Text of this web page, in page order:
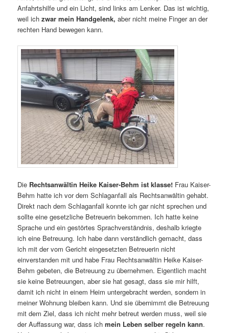
Anfahrtshilfe und ein Licht, sind links am Lenker. Das ist wichtig,
weil ichzwar mein Handgelenk, aber nicht meine Finger an der
rechten Hand bewegen kann.
Die Rechtsanwältin Heike Kaiser-Behm ist klasse! Frau Kaiser-
Behm hatte ich vor dem Schlaganfall als Rechtsanwältin gehabt.
Direkt nach dem Schlaganfall konnte ich gar nicht sprechen und
sollte eine gesetzliche Betreuerin bekommen. Ich hatte keine
Sprache und ein gestörtes Sprachverständnis, deshalb kriegte
ich eine Betreuung. Ich habe dann verständlich gemacht, dass
ich mit der vom Gericht eingesetzten Betreuerin nicht
einverstanden mit und habe Frau Rechtsanwältin Heike Kaiser-
Behm gebeten, die Betreuung zu übernehmen. Eigentlich macht
sie keine Betreuungen, aber sie hat gesagt, dass sie mir hilft,
damit ich nicht in einem Heim untergebracht werden, sondern in
meiner Wohnung bleiben kann. Und sie übernimmt die Betreuung
mit dem Ziel, dass ich nicht mehr betreut werden muss, weil sie
der Auffassung war, dass ichmein Leben selber regeln kann.